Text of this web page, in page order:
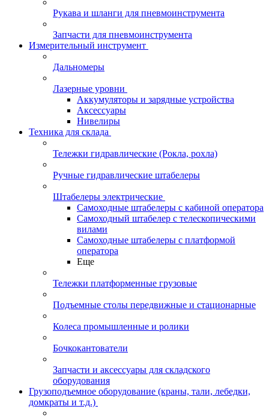
Рукава и шланги для пневмоинструмента
Запчасти для пневмоинструмента
Измерительный инструмент
Дальномеры
Лазерные уровни
Аккумуляторы и зарядные устройства
Аксессуары
Нивелиры
Техника для склада
Тележки гидравлические (Рокла, рохла)
Ручные гидравлические штабелеры
Штабелеры электрические
Самоходные штабелеры с кабиной оператора
Самоходный штабелер с телескопическими
вилами
Самоходные штабелеры с платформой
оператора
Еще
Тележки платформенные грузовые
Подъемные столы передвижные и стационарные
Колеса промышленные и ролики
Бочкокантователи
Запчасти и аксессуары для складского
оборудования
Грузоподъемное оборудование (краны, тали, лебедки,
домкраты и т.д.)